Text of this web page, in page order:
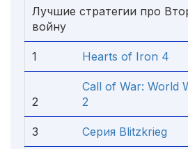
Лучшие стратегии про
войну
1 Hearts of Iron 4
2
Call of War: World
2
3 Серия Blitzkrieg